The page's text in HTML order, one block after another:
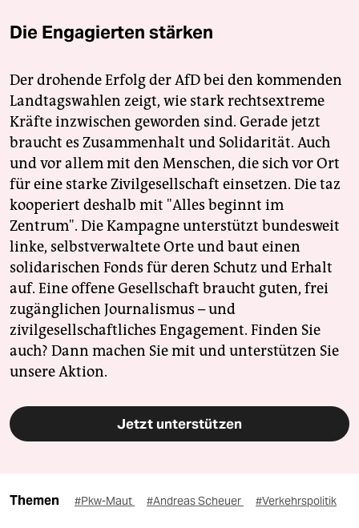
Die Engagierten stärken
Der drohende Erfolg der AfD bei den kommenden
Landtagswahlen zeigt, wie stark rechtsextreme
Kräfte inzwischen geworden sind. Gerade jetzt
braucht es Zusammenhalt und Solidarität. Auch
und vor allem mit den Menschen, die sich vor Ort
für eine starke Zivilgesellschaft einsetzen. Die taz
kooperiert deshalb mit "Alles beginnt im
Zentrum". Die Kampagne unterstützt bundesweit
linke, selbstverwaltete Orte und baut einen
solidarischen Fonds für deren Schutz und Erhalt
auf. Eine offene Gesellschaft braucht guten, frei
zugänglichen Journalismus – und
zivilgesellschaftliches Engagement. Finden Sie
auch? Dann machen Sie mit und unterstützen Sie
unsere Aktion.
Jetzt unterstützen
Themen #Pkw-Maut #Andreas Scheuer #Verkehrspolitik